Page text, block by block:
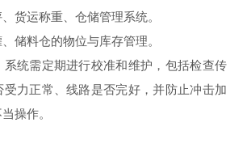
货运称重、仓储管理系统。
储料仓的物位与库存管理。
系统需定期进行校准和维护，包括检查传
受力正常、线路是否完好，并防止冲击加
操作。